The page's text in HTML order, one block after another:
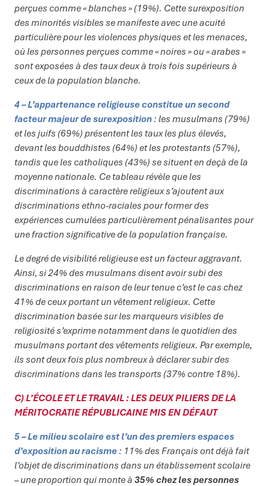
perçues comme « blanches » (19%). Cette surexposition
des minorités visibles se manifeste avec une acuité
particulière pour les violences physiques et les menaces,
où les personnes perçues comme « noires » ou « arabes »
sont exposées à des taux deux à trois fois supérieurs à
ceux de la population blanche.
4 – L’appartenance religieuse constitue un second
facteur majeur de surexposition: les musulmans (79%)
et les juifs (69%) présentent les taux les plus élevés,
devant les bouddhistes (64%) et les protestants (57%),
tandis que les catholiques (43%) se situent en deçà de la
moyenne nationale. Ce tableau révèle que les
discriminations à caractère religieux s’ajoutent aux
discriminations ethno-raciales pour former des
expériences cumulées particulièrement pénalisantes pour
une fraction significative de la population française.
Le degré de visibilité religieuse est un facteur aggravant.
Ainsi, si 24% des musulmans disent avoir subi des
discriminations en raison de leur tenue c’est le cas chez
41% de ceux portant un vêtement religieux. Cette
discrimination basée sur les marqueurs visibles de
religiosité s’exprime notamment dans le quotidien des
musulmans portant des vêtements religieux. Par exemple,
ils sont deux fois plus nombreux à déclarer subir des
discriminations dans les transports (37% contre 18%).
C) L’ÉCOLE ET LE TRAVAIL : LES DEUX PILIERS DE LA
MÉRITOCRATIE RÉPUBLICAINE MIS EN DÉFAUT
5 – Le milieu scolaire est l’un des premiers espaces
d’exposition au racisme: 11% des Français ont déjà fait
l’objet de discriminations dans un établissement scolaire
– une proportion qui monte à 35% chez les personnes